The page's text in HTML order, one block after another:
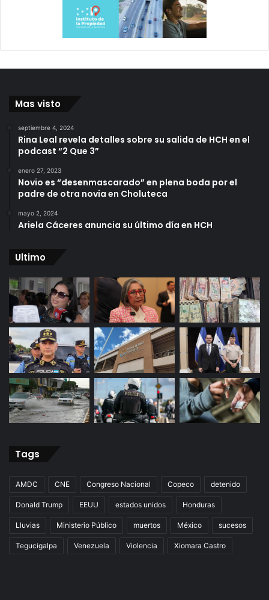
Mas visto
septiembre 4, 2024
Rina Leal revela detalles sobre su salida de HCH en el
podcast “2 Que 3”
enero 27, 2023
Novio es “desenmascarado” en plena boda por el
padre de otra novia en Choluteca
mayo 2, 2024
Ariela Cáceres anuncia su último día en HCH
Ultimo
Tags
AMDC CNE Congreso Nacional Copeco detenido
Donald Trump EEUU estados unidos Honduras
Lluvias Ministerio Público muertos México sucesos
Tegucigalpa Venezuela Violencia Xiomara Castro